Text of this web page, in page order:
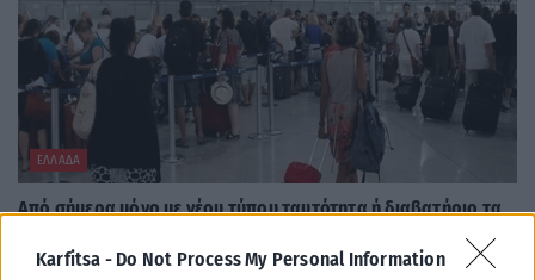
Karfitsa - Do Not Process My Personal Information
ΕΛΛΆΔΑ
Από σήμερα μόνο με νέου τύπου ταυτότητα ή διαβατήριο τα
Από σήμερα, 3 Αυγούστου, οι παλαιού τύπου «μπλε» αστυνομικές